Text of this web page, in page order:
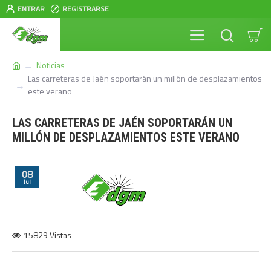
ENTRAR REGISTRARSE
Noticias
Las carreteras de Jaén soportarán un millón de desplazamientos
este verano
LAS CARRETERAS DE JAÉN SOPORTARÁN UN
MILLÓN DE DESPLAZAMIENTOS ESTE VERANO
08
Jul
15829 Vistas